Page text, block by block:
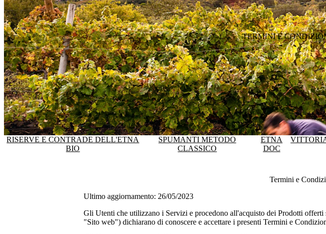
TERMINI E
RISERVE E CONTRADE DELL'ETNA
BIO
SPUMANTI METODO
CLASSICO
ETNA
DOC
Termini e
Ultimo aggiornamento: 26/05/2023
Gli Utenti che utilizzano i Servizi e procedono all'acquisto dei Prodotti
"Sito web") dichiarano di conoscere e accettare i presenti Termini e